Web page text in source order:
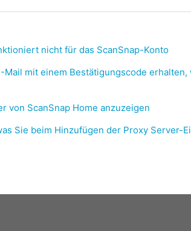
nicht für das ScanSnap-Konto
mit einem Bestätigungscode
von ScanSnap Home anzuzeigen
Sie beim Hinzufügen der Proxy Server-